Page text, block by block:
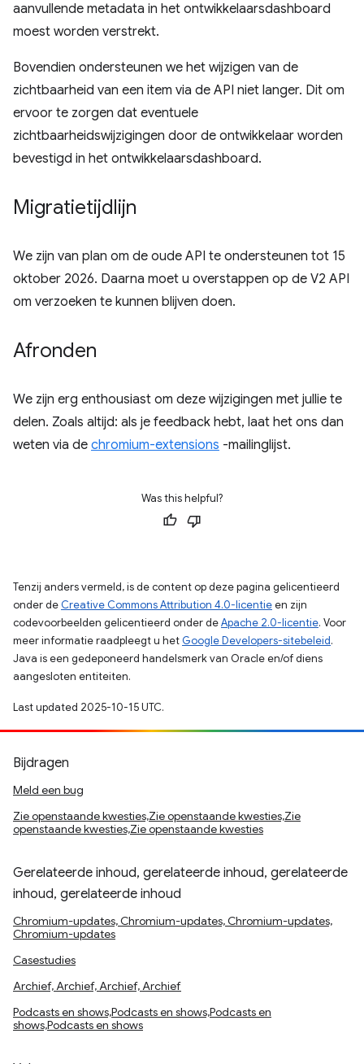
aanvullende metadata in het ontwikkelaarsdashboard
moest worden verstrekt.
Bovendien ondersteunen we het wijzigen van de
zichtbaarheid van een item via de API niet langer. Dit om
ervoor te zorgen dat eventuele
zichtbaarheidswijzigingen door de ontwikkelaar worden
bevestigd in het ontwikkelaarsdashboard.
Migratietijdlijn
We zijn van plan om de oude API te ondersteunen tot 15
oktober 2026. Daarna moet u overstappen op de V2 API
om verzoeken te kunnen blijven doen.
Afronden
We zijn erg enthousiast om deze wijzigingen met jullie te
delen. Zoals altijd: als je feedback hebt, laat het ons dan
weten via de chromium-extensions -mailinglijst.
Was this helpful?
Tenzij anders vermeld, is de content op deze pagina gelicentieerd
onder de Creative Commons Attribution 4.0-licentieen zijn
codevoorbeelden gelicentieerd onder deApache 2.0-licentie. Voor
meer informatie raadpleegt u het Google Developers-sitebeleid.
Java is een gedeponeerd handelsmerk van Oracle en/of diens
aangesloten entiteiten.
Last updated 2025-10-15 UTC.
Bijdragen
Meld een bug
Zie openstaande kwesties,Zie openstaande kwesties,Zie
openstaande kwesties,Zie openstaande kwesties
Gerelateerde inhoud, gerelateerde inhoud, gerelateerde
inhoud, gerelateerde inhoud
Chromium-updates, Chromium-updates, Chromium-updates,
Chromium-updates
Casestudies
Archief, Archief, Archief, Archief
Podcasts en shows,Podcasts en shows,Podcasts en
shows,Podcasts en shows